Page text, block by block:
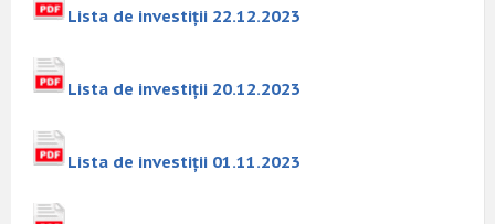
Lista de investiții 22.12.2023
Lista de investiții 20.12.2023
Lista de investiții 01.11.2023